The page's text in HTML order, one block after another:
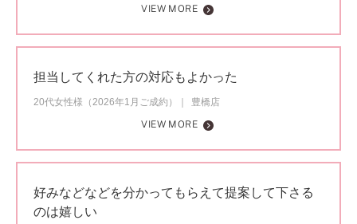
VIEW MORE
担当してくれた方の対応もよかった
20代女性様（2026年1月ご成約）
豊橋店
VIEW MORE
好みなどなどを分かってもらえて提案して下さる
のは嬉しい